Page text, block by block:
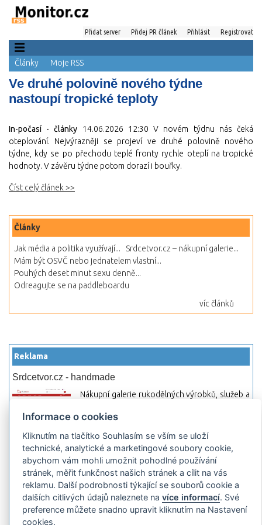
Přidat server Přidej PR článek Přihlásit Registrovat
Články Moje RSS
Ve druhé polovině nového týdne
nastoupí tropické teploty
In-počasí - články 14.06.2026 12:30 V novém týdnu nás čeká
oteplování. Nejvýrazněji se projeví ve druhé polovině nového
týdne, kdy se po přechodu teplé fronty rychle oteplí na tropické
hodnoty. V závěru týdne potom dorazí i bouřky.
Číst celý článek >>
Články
Jak média a politika využívají...
Srdcetvor.cz – nákupní galerie...
Mám být OSVČ nebo jednatelem vlastní...
Pouhých deset minut sexu denně...
Odreagujte se na paddleboardu
víc článků
Reklama
Srdcetvor.cz - handmade
Nákupní galerie rukodělných výrobků, služeb a
začít prodávat nebo jen nakupovat.
Hledej-hosting.cz - webhosting, VPS
hosting
Přehled webhostingových, multihosting a VPS
hosting programů s možností jejich
pokročilého vyhledávání a porovnávání.
Najděte si jednoduše vhodný hosting.
Informace o cookies
Kliknutím na tlačítko Souhlasím se vším se uloží
technické, analytické a marketingové soubory cookie,
abychom vám mohli umožnit pohodlné používání
stránek, měřit funkčnost našich stránek a cílit na vás
reklamu. Další podrobnosti týkající se souborů cookie a
dalších citlivých údajů naleznete navíce informací. Své
preference můžete snadno upravit kliknutím na Nastavení
cookies.